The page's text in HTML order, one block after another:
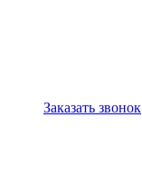
Заказать звонок